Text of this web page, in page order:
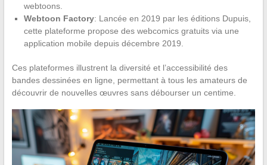
webtoons.
Webtoon Factory: Lancée en 2019 par les éditions Dupuis,
cette plateforme propose des webcomics gratuits via une
application mobile depuis décembre 2019.
Ces plateformes illustrent la diversité et l’accessibilité des
bandes dessinées en ligne, permettant à tous les amateurs de
découvrir de nouvelles œuvres sans débourser un centime.